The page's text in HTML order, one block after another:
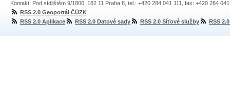
Kontakt: Pod sídlištěm 9/1800, 182 11 Praha 8, tel.: +420 284 041 111, fax: +420 284
RSS 2.0 Geoportál ČÚZK
RSS 2.0 Aplikace
RSS 2.0 Datové sady RSS 2.0 Síťové služby RSS